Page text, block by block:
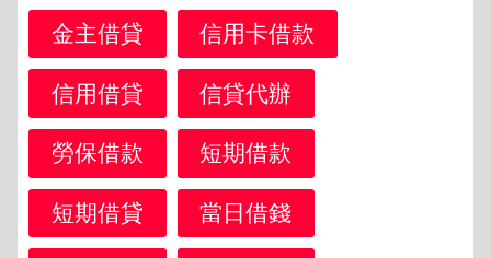
金主借貸 信用卡借款
信用借貸 信貸代辦
勞保借款 短期借款
短期借貸 當日借錢